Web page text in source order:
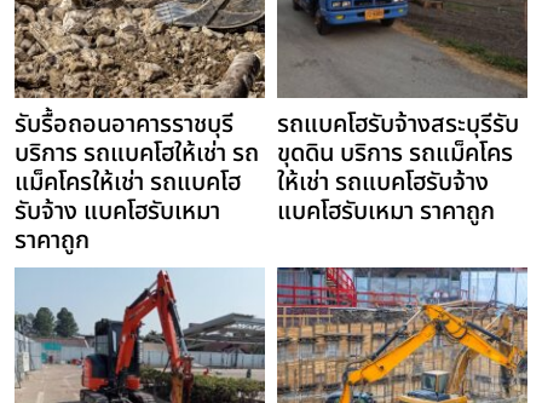
รับรื้อถอนอาคารราชบุรี
บริการ รถแบคโฮให้เช่า รถ
แม็คโครให้เช่า รถแบคโฮ
รับจ้าง แบคโฮรับเหมา
ราคาถูก
รถแบคโฮรับจ้างสระบุรีรับ
ขุดดิน บริการ รถแม็คโคร
ให้เช่า รถแบคโฮรับจ้าง
แบคโฮรับเหมา ราคาถูก